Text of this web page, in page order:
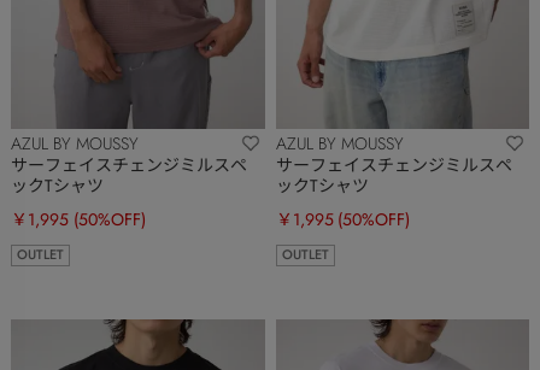
AZUL BY MOUSSY
サーフェイスチェンジミルスペ
ックTシャツ
￥1,995 (50%OFF)
OUTLET
AZUL BY MOUSSY
サーフェイスチェンジミルスペ
ックTシャツ
￥1,995 (50%OFF)
OUTLET